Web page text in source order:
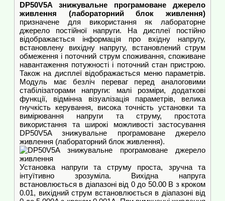
DP50V5A знижувальне програмоване джерело
живлення (лабораторний блок живлення)
призначене для використання як лабораторне
джерело постійної напруги. На дисплеї постійно
відображається інформація про вхідну напругу,
встановлену вихідну напругу, встановлений струм
обмеження і поточний струм споживання, споживане
навантаження потужності і поточний стан пристрою.
Також на дисплеї відображається меню параметрів.
Модуль має безліч переваг перед аналоговими
стабілізаторами напруги: малі розміри, додаткові
функції, відмінна візуалізація параметрів, велика
гнучкість керування, висока точність установки та
вимірювання напруги та струму, простота
використання та широкі можливості застосування
DP50V5A знижувальне програмоване джерело
живлення (лабораторний блок живлення).
Установка напруги та струму проста, зручна та
інтуїтивно зрозуміла. Вихідна напруга
встановлюється в діапазоні від 0 до 50.00 В з кроком
0.01, вихідний струм встановлюється в діапазоні від